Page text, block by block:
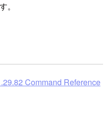
。
Command Reference